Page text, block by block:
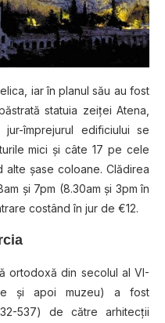
iar în planul său au fost
statuia zeiţei Atena,
împrejurul edificiului se
mici şi câte 17 pe cele
alte şase coloane. Clădirea
şi 7pm (8.30am şi 3pm în
costând în jur de €12.
ortodoxă din secolul al VI-
şi apoi muzeu) a fost
537) de către arhitecţii